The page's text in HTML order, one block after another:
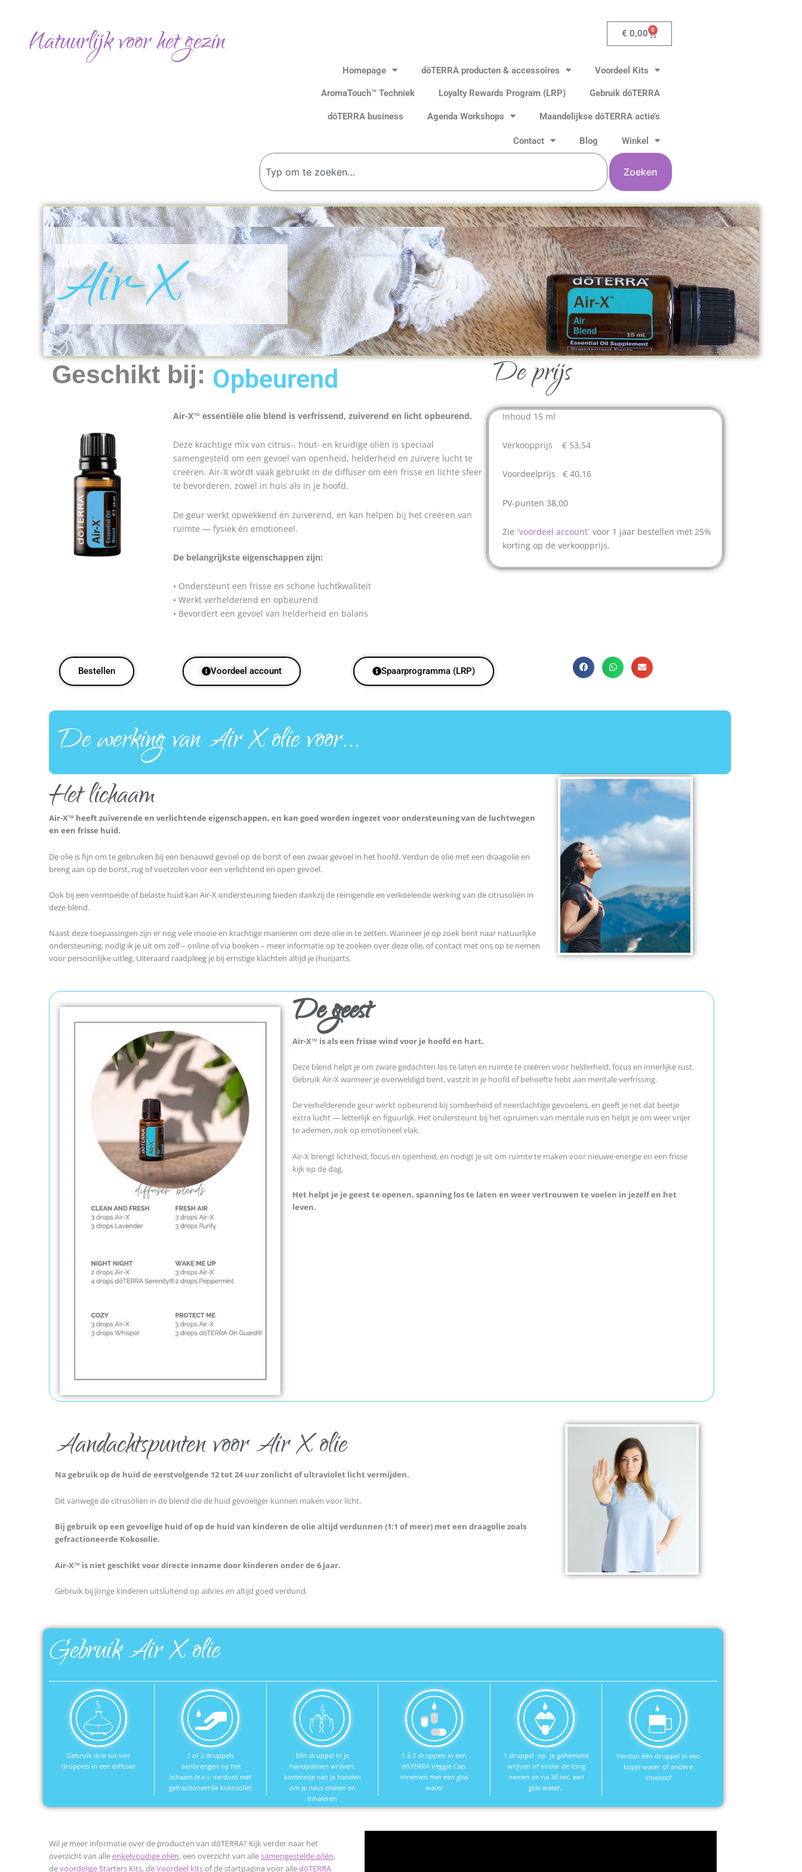
Natuurlijk voor het gezin € 0,00 0
Winkelwagen
Homepage dōTERRA producten & accessoires Voordeel Kits
AromaTouch™ Techniek Loyalty Rewards Program (LRP) Gebruik dōTERRA
dōTERRA business Agenda Workshops Maandelijkse dōTERRA actie’s
Contact Blog Winkel
Zoeken
Zoeken
Air-X
Geschikt bij: Opbeurend
Air-X™ essentiële olie blend is verfrissend, zuiverend en licht opbeurend.
Deze krachtige mix van citrus-, hout- en kruidige oliën is speciaal
samengesteld om een gevoel van openheid, helderheid en zuivere lucht te
creëren. Air-X wordt vaak gebruikt in de diffuser om een frisse en lichte sfeer
te bevorderen, zowel in huis als in je hoofd.
De geur werkt opwekkend én zuiverend, en kan helpen bij het creëren van
ruimte — fysiek én emotioneel.
De belangrijkste eigenschappen zijn:
• Ondersteunt een frisse en schone luchtkwaliteit
• Werkt verhelderend en opbeurend
• Bevordert een gevoel van helderheid en balans
De prijs
Inhoud 15 ml
Verkoopprijs € 53,54
Voordeelprijs € 40,16
PV-punten 38,00
Zie `voordeel account` voor 1 jaar bestellen met 25%
korting op de verkoopprijs.
Bestellen Voordeel account Spaarprogramma (LRP)
De werking van Air X olie voor...
Het lichaam
Air-X™ heeft zuiverende en verlichtende eigenschappen, en kan goed worden ingezet voor ondersteuning van de luchtwegen
en een frisse huid.
De olie is fijn om te gebruiken bij een benauwd gevoel op de borst of een zwaar gevoel in het hoofd. Verdun de olie met een draagolie en
breng aan op de borst, rug of voetzolen voor een verlichtend en open gevoel.
Ook bij een vermoeide of belaste huid kan Air-X ondersteuning bieden dankzij de reinigende en verkoelende werking van de citrusoliën in
deze blend.
Naast deze toepassingen zijn er nog vele mooie en krachtige manieren om deze olie in te zetten. Wanneer je op zoek bent naar natuurlijke
ondersteuning, nodig ik je uit om zelf – online of via boeken – meer informatie op te zoeken over deze olie, of contact met ons op te nemen
voor persoonlijke uitleg. Uiteraard raadpleeg je bij ernstige klachten altijd je (huis)arts.
De geest
Air-X™ is als een frisse wind voor je hoofd en hart.
Deze blend helpt je om zware gedachten los te laten en ruimte te creëren voor helderheid, focus en innerlijke rust.
Gebruik Air-X wanneer je overweldigd bent, vastzit in je hoofd of behoefte hebt aan mentale verfrissing.
De verhelderende geur werkt opbeurend bij somberheid of neerslachtige gevoelens, en geeft je net dat beetje
extra lucht — letterlijk en figuurlijk. Het ondersteunt bij het opruimen van mentale ruis en helpt je om weer vrijer
te ademen, ook op emotioneel vlak.
Air-X brengt lichtheid, focus en openheid, en nodigt je uit om ruimte te maken voor nieuwe energie en een frisse
kijk op de dag.
Het helpt je je geest te openen, spanning los te laten en weer vertrouwen te voelen in jezelf en het
leven.
Aandachtspunten voor Air X olie
Na gebruik op de huid de eerstvolgende 12 tot 24 uur zonlicht of ultraviolet licht vermijden.
Dit vanwege de citrusoliën in de blend die de huid gevoeliger kunnen maken voor licht.
Bij gebruik op een gevoelige huid of op de huid van kinderen de olie altijd verdunnen (1:1 of meer) met een draagolie zoals
gefractioneerde Kokosolie.
Air-X™ is niet geschikt voor directe inname door kinderen onder de 6 jaar.
Gebruik bij jonge kinderen uitsluitend op advies en altijd goed verdund.
Gebruik Air X olie
Gebruik drie tot vier
druppels in een diffuser
1 of 2 druppels
aanbrengen op het
lichaam (e.v.t. verdunt met
gefractioneerde kokosolie)
Eén druppel in je
handpalmen wrijven,
kommetje van je handen
om je neus maken en
inhaleren
1 á 2 druppels in een
dōTERRA Veggie Cap.
Innemen met een glas
water
1 druppel op je gehemelte
wrijven of onder de tong
nemen en na 30 sec. een
glas water.
Verdun één druppel in een
kopje water of andere
vloeistof
Wil je meer informatie over de producten van dōTERRA? Kijk verder naar het
overzicht van alleenkelvoudige oliën, een overzicht van allesamengestelde oliën,
devoordelige Starters Kits, deVoordeel kitsof de startpagina voor alledōTERRA